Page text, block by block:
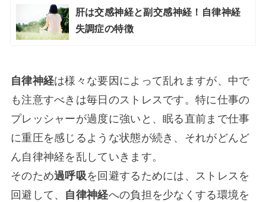
肝は交感神経と副交感神経！自律神経
失調症の特徴
自律神経は様々な要因によって乱れますが、中で
も注意すべきは毎日のストレスです。特に仕事の
プレッシャーが過度に強いと、眠る直前まで仕事
に重圧を感じるような状態が続き、それがどんど
ん自律神経を乱していきます。
そのため過呼吸を回避するためには、ストレスを
回避して、 自律神経への負担を少なくする環境を